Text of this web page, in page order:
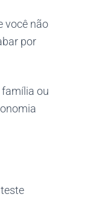
você não
por
família ou